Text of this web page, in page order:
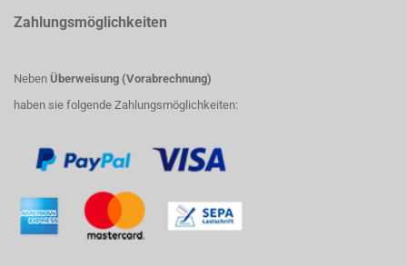
Zahlungsmöglichkeiten
Neben Überweisung (Vorabrechnung)
haben sie folgende Zahlungsmöglichkeiten: